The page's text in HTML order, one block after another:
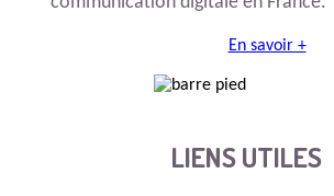
En savoir +
LIENS UTILES